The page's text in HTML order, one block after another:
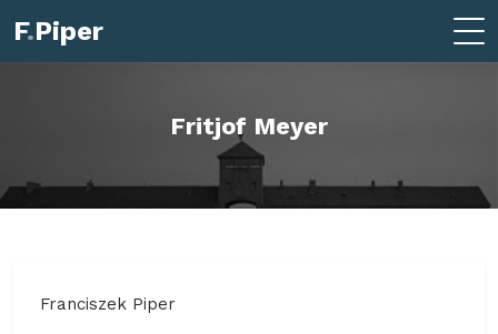
F.Piper
Fritjof Meyer
Franciszek Piper